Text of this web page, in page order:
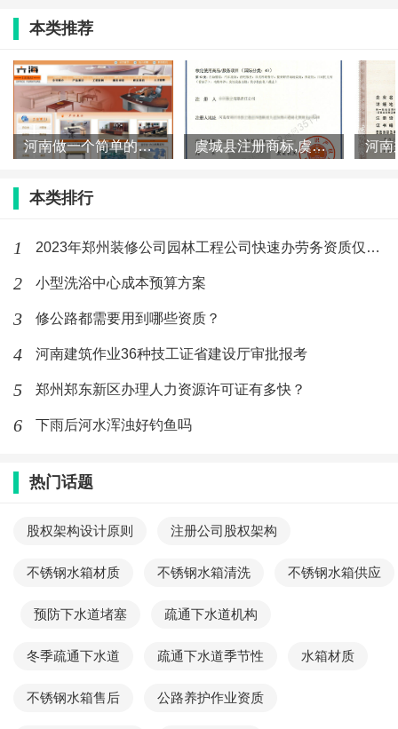
本类推荐
河南做一个简单的网站需要多少钱 虞城县注册商标,虞城申请商标,虞城商标注册
本类排行
1 2023年郑州装修公司园林工程公司快速办劳务资质仅几万元
2 小型洗浴中心成本预算方案
3 修公路都需要用到哪些资质？
4 河南建筑作业36种技工证省建设厅审批报考
5 郑州郑东新区办理人力资源许可证有多快？
6 下雨后河水浑浊好钓鱼吗
热门话题
股权架构设计原则 注册公司股权架构
不锈钢水箱材质 不锈钢水箱清洗 不锈钢水箱供应
预防下水道堵塞 疏通下水道机构
冬季疏通下水道 疏通下水道季节性 水箱材质
不锈钢水箱售后 公路养护作业资质